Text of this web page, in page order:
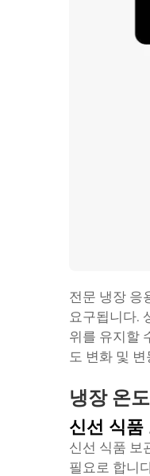
전문 냉장 응
요구됩니다.
위를 유지할
도 변화 및
냉장 온
신선 식품
신선 식품 보
필요로 합니